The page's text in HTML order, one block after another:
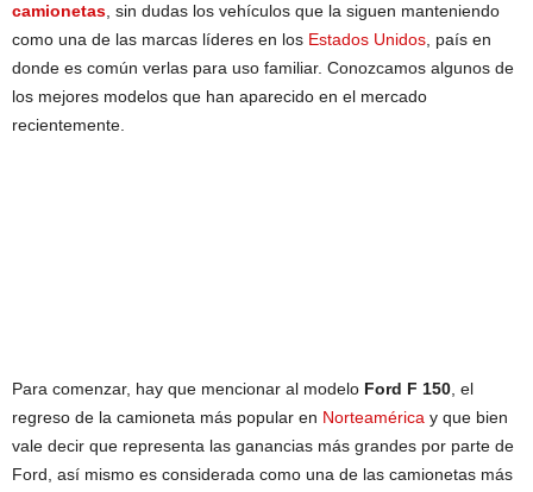
camionetas , sin dudas los vehículos que la siguen manteniendo
como una de las marcas líderes en los Estados Unidos , país en
donde es común verlas para uso familiar. Conozcamos algunos de
los mejores modelos que han aparecido en el mercado
recientemente.
Para comenzar, hay que mencionar al modelo Ford F 150 , el
regreso de la camioneta más popular en Norteamérica y que bien
vale decir que representa las ganancias más grandes por parte de
Ford, así mismo es considerada como una de las camionetas más